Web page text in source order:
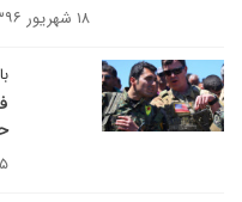
۱۸ شهریور ۱۳۹۶
۰۵